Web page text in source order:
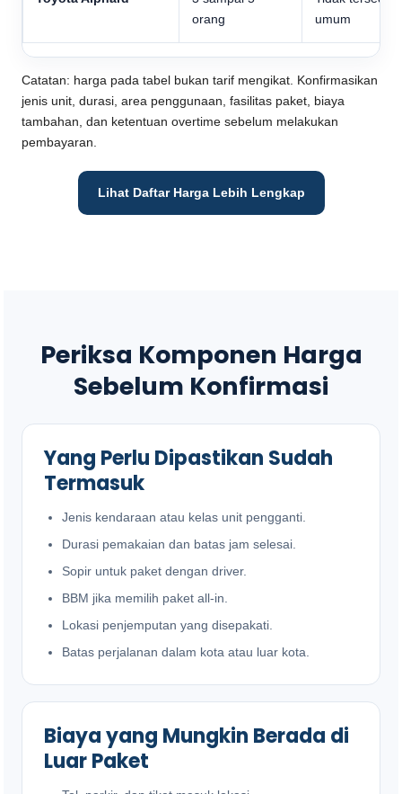
orang
umum
Catatan: harga pada tabel bukan tarif mengikat. Konfirmasikan
jenis unit, durasi, area penggunaan, fasilitas paket, biaya
tambahan, dan ketentuan overtime sebelum melakukan
pembayaran.
Lihat Daftar Harga Lebih Lengkap
Periksa Komponen Harga
Sebelum Konfirmasi
Yang Perlu Dipastikan Sudah
Termasuk
Jenis kendaraan atau kelas unit pengganti.
Durasi pemakaian dan batas jam selesai.
Sopir untuk paket dengan driver.
BBM jika memilih paket all-in.
Lokasi penjemputan yang disepakati.
Batas perjalanan dalam kota atau luar kota.
Biaya yang Mungkin Berada di
Luar Paket